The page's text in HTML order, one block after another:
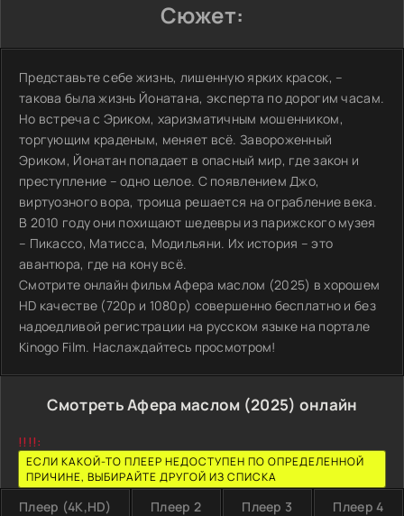
Сюжет:
Представьте себе жизнь, лишенную ярких красок, –
такова была жизнь Йонатана, эксперта по дорогим часам.
Но встреча с Эриком, харизматичным мошенником,
торгующим краденым, меняет всё. Завороженный
Эриком, Йонатан попадает в опасный мир, где закон и
преступление – одно целое. С появлением Джо,
виртуозного вора, троица решается на ограбление века.
В 2010 году они похищают шедевры из парижского музея
– Пикассо, Матисса, Модильяни. Их история – это
авантюра, где на кону всё.
Смотрите онлайн фильм Афера маслом (2025) в хорошем
HD качестве (720p и 1080p) совершенно бесплатно и без
надоедливой регистрации на русском языке на портале
Kinogo Film. Наслаждайтесь просмотром!
Смотреть Афера маслом (2025) онлайн
!!!!:
ЕСЛИ КАКОЙ-ТО ПЛЕЕР НЕДОСТУПЕН ПО ОПРЕДЕЛЕННОЙ
ПРИЧИНЕ, ВЫБИРАЙТЕ ДРУГОЙ ИЗ СПИСКА
Плеер (4K,HD) Плеер 2 Плеер 3 Плеер 4